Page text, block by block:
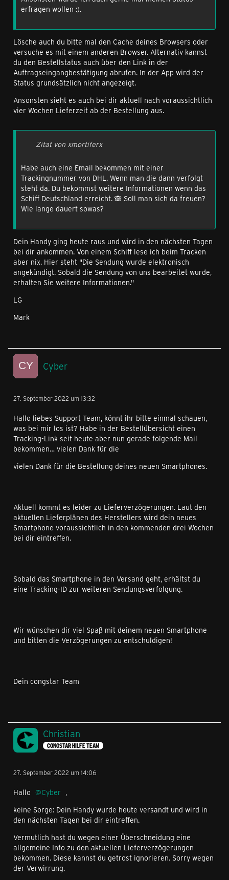
erfragen wollen :).
Lösche auch du bitte mal den Cache deines Browsers oder
versuche es mit einem anderen Browser. Alternativ kannst
du den Bestellstatus auch über den Link in der
Auftragseingangbestätigung abrufen. In der App wird der
Status grundsätzlich nicht angezeigt.
Ansonsten sieht es auch bei dir aktuell nach voraussichtlich
vier Wochen Lieferzeit ab der Bestellung aus.
Zitat von xmortiferx
Habe auch eine Email bekommen mit einer
Trackingnummer von DHL. Wenn man die dann verfolgt
steht da. Du bekommst weitere Informationen wenn das
Schiff Deutschland erreicht. 🙈 Soll man sich da freuen?
Wie lange dauert sowas?
Dein Handy ging heute raus und wird in den nächsten Tagen
bei dir ankommen. Von einem Schiff lese ich beim Tracken
aber nix. Hier steht "Die Sendung wurde elektronisch
angekündigt. Sobald die Sendung von uns bearbeitet wurde,
erhalten Sie weitere Informationen."
LG
Mark
Cyber
27. September 2022 um 13:32
Hallo liebes Support Team, könnt ihr bitte einmal schauen,
was bei mir los ist? Habe in der Bestellübersicht einen
Tracking-Link seit heute aber nun gerade folgende Mail
bekommen… vielen Dank für die
vielen Dank für die Bestellung deines neuen Smartphones.
Aktuell kommt es leider zu Lieferverzögerungen. Laut den
aktuellen Lieferplänen des Herstellers wird dein neues
Smartphone voraussichtlich in den kommenden drei Wochen
bei dir eintreffen.
Sobald das Smartphone in den Versand geht, erhältst du
eine Tracking-ID zur weiteren Sendungsverfolgung.
Wir wünschen dir viel Spaß mit deinem neuen Smartphone
und bitten die Verzögerungen zu entschuldigen!
Dein congstar Team
Christian
CONGSTAR HILFE TEAM
27. September 2022 um 14:06
Hallo Cyber ,
keine Sorge: Dein Handy wurde heute versandt und wird in
den nächsten Tagen bei dir eintreffen.
Vermutlich hast du wegen einer Überschneidung eine
allgemeine Info zu den aktuellen Lieferverzögerungen
bekommen. Diese kannst du getrost ignorieren. Sorry wegen
der Verwirrung.